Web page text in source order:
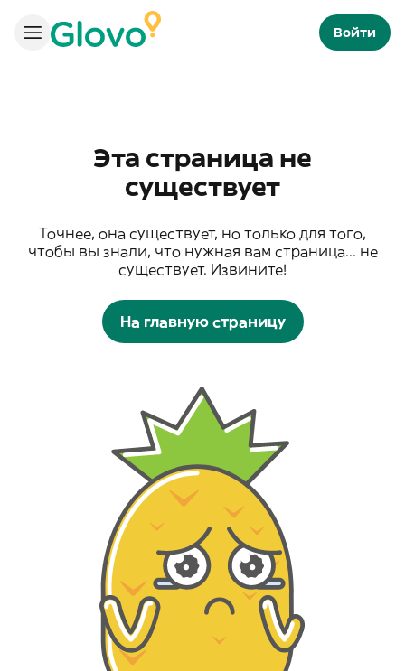
Войти
Эта страница не
существует
Точнее, она существует, но только для того,
чтобы вы знали, что нужная вам страница... не
существует. Извините!
На главную страницу